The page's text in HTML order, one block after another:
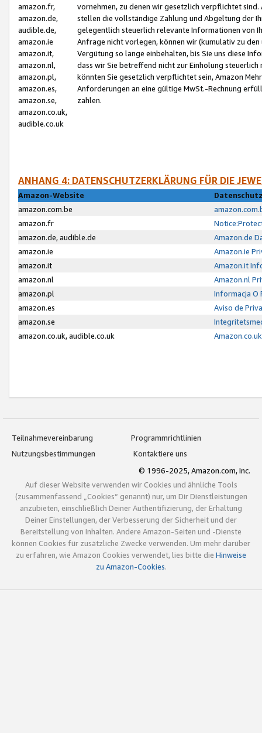
amazon.fr,
amazon.de,
audible.de,
amazon.ie
amazon.it,
amazon.nl,
amazon.pl,
amazon.es,
amazon.se,
amazon.co.uk,
audible.co.uk
vornehmen, zu denen wir gesetzlich verpflichtet
stellen die vollständige Zahlung und Abgeltung der
gelegentlich steuerlich relevante Informationen von
Anfrage nicht vorlegen, können wir (kumulativ zu
Vergütung so lange einbehalten, bis Sie uns diese
dass wir Sie betreffend nicht zur Einholung
könnten Sie gesetzlich verpflichtet sein, Amazon
Anforderungen an eine gültige MwSt.-Rechnung
zahlen.
ANHANG 4: DATENSCHUTZERKLÄRUNG FÜR DIE
Amazon-Website
amazon.com.be
amazon.fr
amazon.de, audible.de
Amazon.de
amazon.ie
Amazon.ie
amazon.it
Amazon.it
amazon.nl
Amazon.nl
amazon.pl
Informacja O
amazon.es
Aviso de
amazon.se
amazon.co.uk, audible.co.uk
Teilnahmevereinbarung
Programmrichtlinien
Nutzungsbestimmungen
Kontaktiere uns
© 1996-2025, Amazon.com, Inc.
Auf dieser Website verwenden wir Cookies und ähnliche Tools
(zusammenfassend „Cookies“ genannt) nur, um Dir Dienstleistungen
anzubieten, einschließlich Deiner Authentifizierung, der Erhaltung
Deiner Einstellungen, der Verbesserung der Sicherheit und der
Bereitstellung von Inhalten. Andere Amazon-Seiten und -Dienste
können Cookies für zusätzliche Zwecke verwenden. Um mehr darüber
zu erfahren, wie Amazon Cookies verwendet, lies bitte die Hinweise
zu Amazon-Cookies.